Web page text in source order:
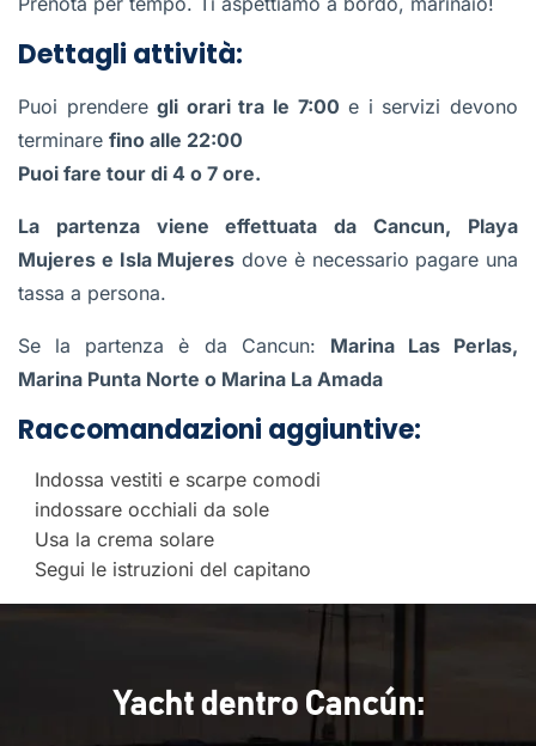
Dettagli attività:
Puoi prenderegli orari tra le 7:00 e i servizi devono
terminare fino alle 22:00
Puoi fare tour di 4 o 7 ore.
La partenza viene effettuata da Cancun, Playa
Mujeres e Isla Mujeres dove è necessario pagare una
tassa a persona.
Se la partenza è da Cancun: Marina Las Perlas,
Marina Punta Norte o Marina La Amada
Raccomandazioni aggiuntive:
Indossa vestiti e scarpe comodi
indossare occhiali da sole
Usa la crema solare
Segui le istruzioni del capitano
Yacht dentro Cancún: